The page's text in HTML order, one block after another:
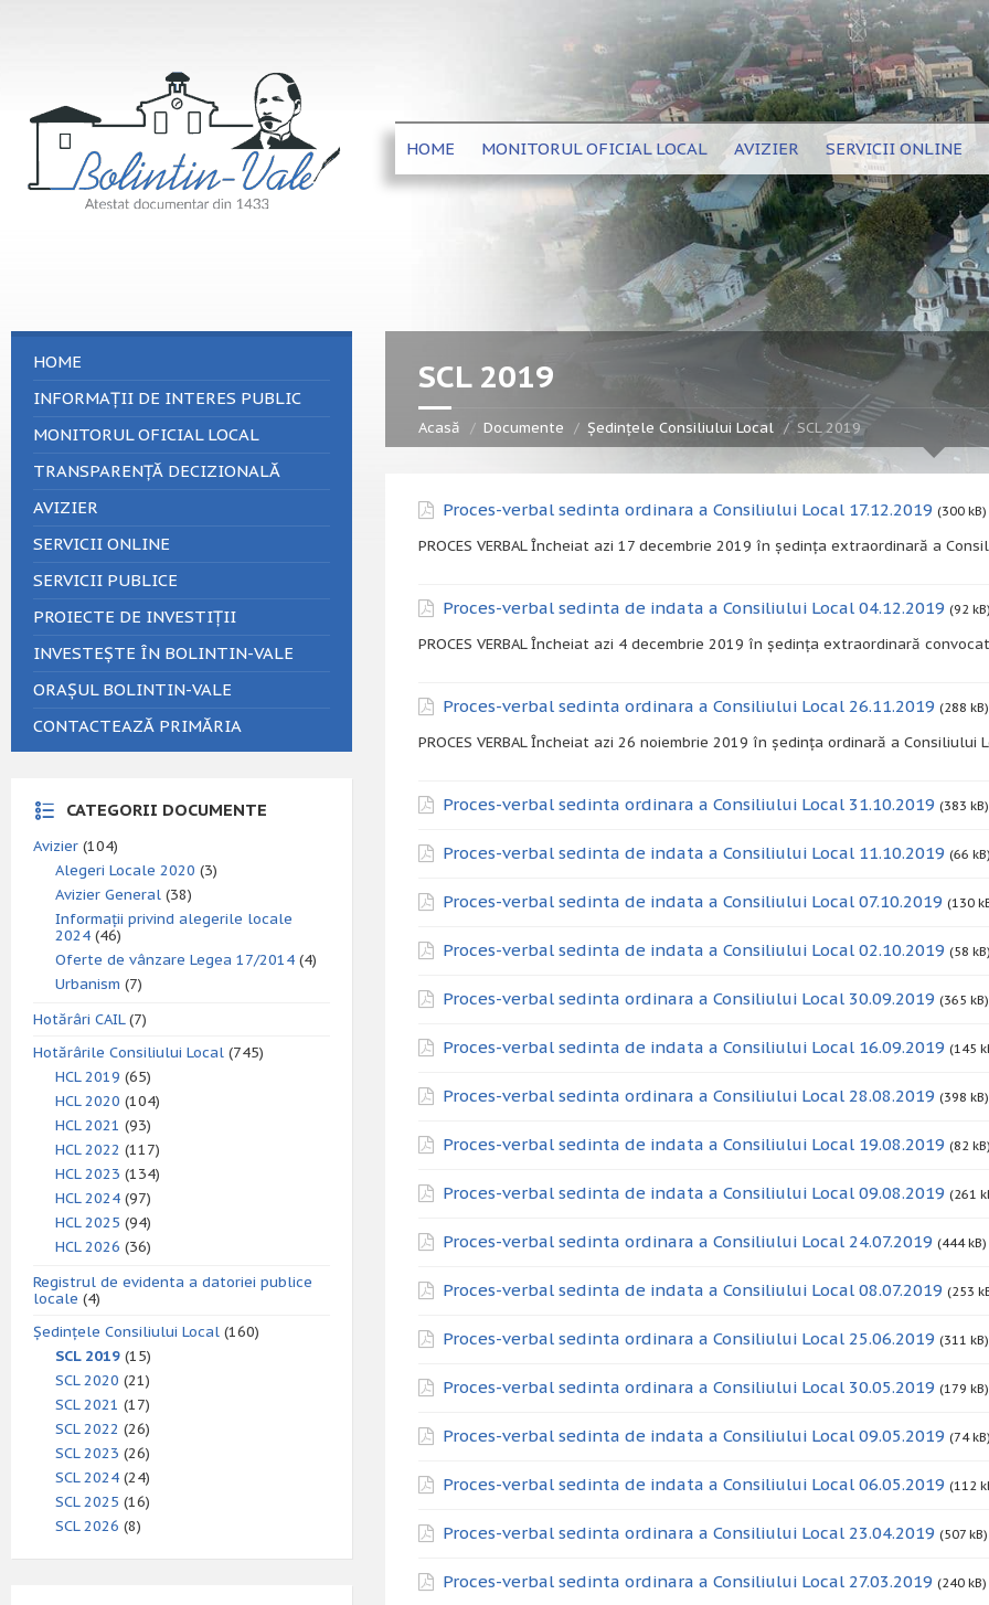
HOME MONITORUL OFICIAL LOCAL AVIZIER SERVICII ONLINE
SCL 2019
Acasă Documente Ședințele Consiliului Local SCL 2019
Proces-verbal sedinta ordinara a Consiliului Local 17.12.2019 (300 kB)
PROCES VERBAL Încheiat azi 17 decembrie 2019 în ședința extraordinară a
Proces-verbal sedinta de indata a Consiliului Local 04.12.2019 (92 kB)
PROCES VERBAL Încheiat azi 4 decembrie 2019 în ședința extraordinară
Proces-verbal sedinta ordinara a Consiliului Local 26.11.2019 (288 kB)
PROCES VERBAL Încheiat azi 26 noiembrie 2019 în ședința ordinară a Consiliului
Proces-verbal sedinta ordinara a Consiliului Local 31.10.2019 (383 kB)
Proces-verbal sedinta de indata a Consiliului Local 11.10.2019 (66 kB)
Proces-verbal sedinta de indata a Consiliului Local 07.10.2019 (130
Proces-verbal sedinta de indata a Consiliului Local 02.10.2019 (58 kB)
Proces-verbal sedinta ordinara a Consiliului Local 30.09.2019 (365 kB)
Proces-verbal sedinta de indata a Consiliului Local 16.09.2019 (145
Proces-verbal sedinta ordinara a Consiliului Local 28.08.2019 (398 kB)
Proces-verbal sedinta de indata a Consiliului Local 19.08.2019 (82 kB)
Proces-verbal sedinta de indata a Consiliului Local 09.08.2019 (261
Proces-verbal sedinta ordinara a Consiliului Local 24.07.2019 (444 kB)
Proces-verbal sedinta de indata a Consiliului Local 08.07.2019 (253
Proces-verbal sedinta ordinara a Consiliului Local 25.06.2019 (311 kB)
Proces-verbal sedinta ordinara a Consiliului Local 30.05.2019 (179 kB)
Proces-verbal sedinta de indata a Consiliului Local 09.05.2019 (74 kB)
Proces-verbal sedinta de indata a Consiliului Local 06.05.2019 (112
Proces-verbal sedinta ordinara a Consiliului Local 23.04.2019 (507 kB)
Proces-verbal sedinta ordinara a Consiliului Local 27.03.2019 (240 kB)
HOME
INFORMAȚII DE INTERES PUBLIC
MONITORUL OFICIAL LOCAL
TRANSPARENȚĂ DECIZIONALĂ
AVIZIER
SERVICII ONLINE
SERVICII PUBLICE
PROIECTE DE INVESTIȚII
INVESTEȘTE ÎN BOLINTIN-VALE
ORAȘUL BOLINTIN-VALE
CONTACTEAZĂ PRIMĂRIA
CATEGORII DOCUMENTE
Avizier (104)
Alegeri Locale 2020 (3)
Avizier General (38)
Informații privind alegerile locale
2024 (46)
Oferte de vânzare Legea 17/2014 (4)
Urbanism (7)
Hotărâri CAIL(7)
Hotărârile Consiliului Local (745)
HCL 2019 (65)
HCL 2020 (104)
HCL 2021 (93)
HCL 2022 (117)
HCL 2023 (134)
HCL 2024 (97)
HCL 2025 (94)
HCL 2026 (36)
Registrul de evidenta a datoriei publice
locale (4)
Ședințele Consiliului Local (160)
SCL 2019 (15)
SCL 2020 (21)
SCL 2021 (17)
SCL 2022 (26)
SCL 2023 (26)
SCL 2024 (24)
SCL 2025 (16)
SCL 2026 (8)